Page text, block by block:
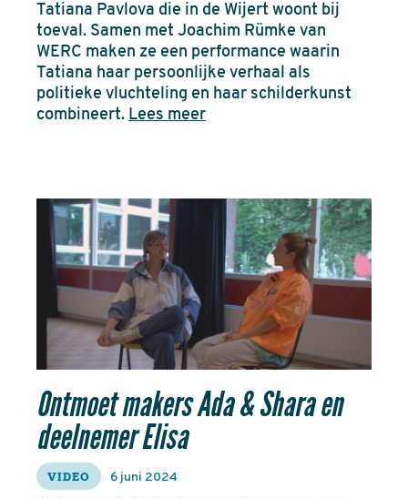
Tatiana Pavlova die in de Wijert woont bij
toeval. Samen met Joachim Rümke van
WERC maken ze een performance waarin
Tatiana haar persoonlijke verhaal als
politieke vluchteling en haar schilderkunst
combineert. Lees meer
Ontmoet makers Ada & Shara en
deelnemer Elisa
VIDEO 6 juni 2024